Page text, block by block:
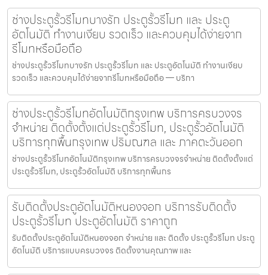
ช่างประตูรั้วรีโมทบางรัก ประตูรั้วรีโมท และ ประตู
อัตโนมัติ ทำงานเงียบ รวดเร็ว และควบคุมได้ง่ายจาก
รีโมทหรือมือถือ
ช่างประตูรั้วรีโมทบางรัก ประตูรั้วรีโมท และ ประตูอัตโนมัติ ทำงานเงียบ
รวดเร็ว และควบคุมได้ง่ายจากรีโมทหรือมือถือ — บริกา
ช่างประตูรั้วรีโมทอัตโนมัติกรุงเทพ บริการครบวงจร
จำหน่าย ติดตั้งตั้งแต่ประตูรั้วรีโมท, ประตูรั้วอัตโนมัติ
บริการทุกพื้นกรุงเทพ ปริมณฑล และ ภาคตะวันออก
ช่างประตูรั้วรีโมทอัตโนมัติกรุงเทพ บริการครบวงจรจำหน่าย ติดตั้งตั้งแต่
ประตูรั้วรีโมท, ประตูรั้วอัตโนมัติ บริการทุกพื้นกร
รับติดตั้งประตูอัตโนมัติหนองจอก บริการรับติดตั้ง
ประตูรั้วรีโมท ประตูอัตโนมัติ ราคาถูก
รับติดตั้งประตูอัตโนมัติหนองจอก จำหน่าย และ ติดตั้ง ประตูรั้วรีโมท ประตู
อัตโนมัติ บริการแบบครบวงจร ติดตั้งงานคุณภาพ และ